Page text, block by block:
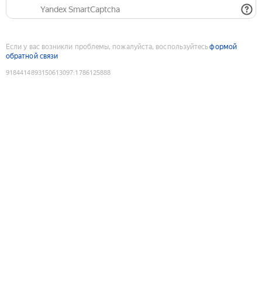
Yandex SmartCaptcha
Если у вас возникли проблемы, пожалуйста, воспользуйтесьформой
обратной связи
9184414893150613097:1786125888